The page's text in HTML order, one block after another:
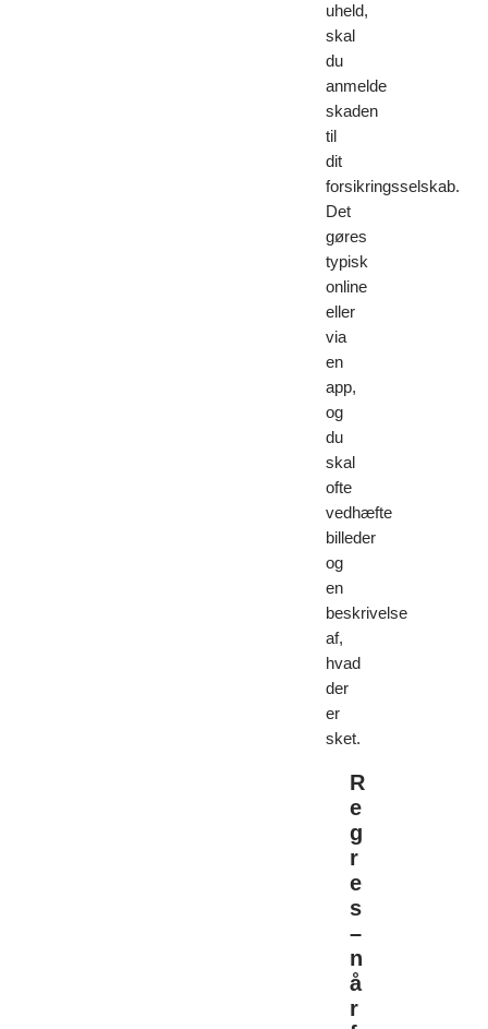
uheld,
skal
du
anmelde
skaden
til
dit
forsikringsselskab.
Det
gøres
typisk
online
eller
via
en
app,
og
du
skal
ofte
vedhæfte
billeder
og
en
beskrivelse
af,
hvad
der
er
sket.
R
e
g
r
e
s
–
n
å
r